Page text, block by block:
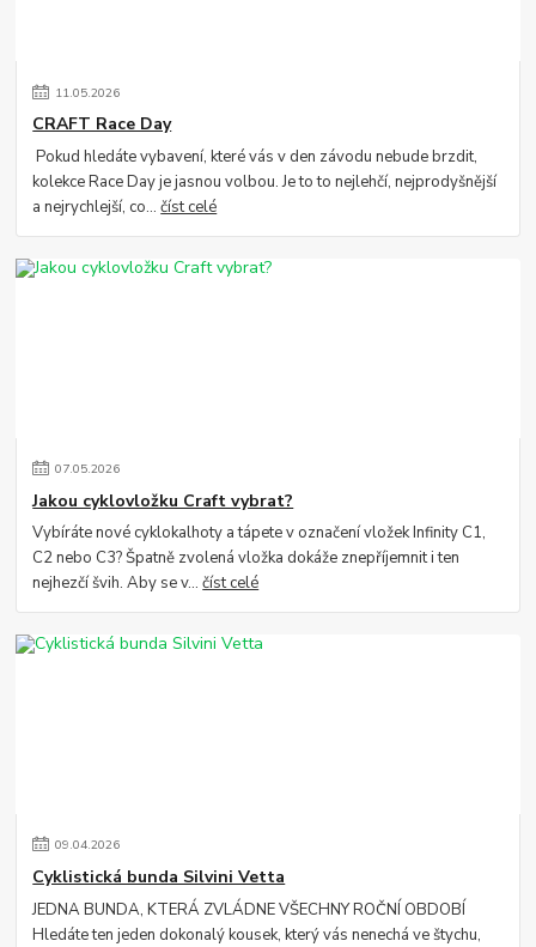
11.05.2026
CRAFT Race Day
Pokud hledáte vybavení, které vás v den závodu nebude brzdit,
kolekce Race Day je jasnou volbou. Je to to nejlehčí, nejprodyšnější
a nejrychlejší, co...číst celé
07.05.2026
Jakou cyklovložku Craft vybrat?
Vybíráte nové cyklokalhoty a tápete v označení vložek Infinity C1,
C2 nebo C3? Špatně zvolená vložka dokáže znepříjemnit i ten
nejhezčí švih. Aby se v...číst celé
09.04.2026
Cyklistická bunda Silvini Vetta
JEDNA BUNDA, KTERÁ ZVLÁDNE VŠECHNY ROČNÍ OBDOBÍ
Hledáte ten jeden dokonalý kousek, který vás nenechá ve štychu,